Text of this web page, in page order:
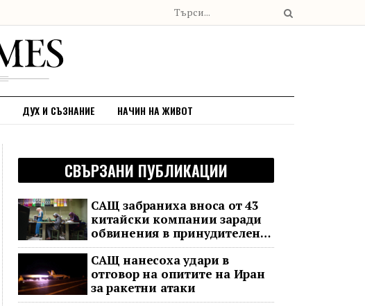
ДУХ И СЪЗНАНИЕ НАЧИН НА ЖИВОТ
СВЪРЗАНИ ПУБЛИКАЦИИ
САЩ забраниха вноса от 43
китайски компании заради
обвинения в принудителен
труд
САЩ нанесоха удари в
отговор на опитите на Иран
за ракетни атаки